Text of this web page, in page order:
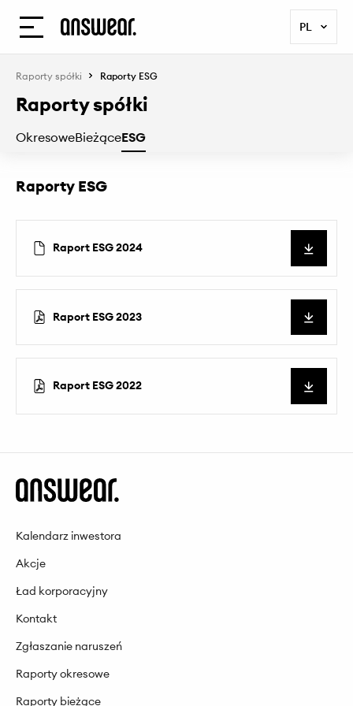
Open the menu PL
Raporty spółki Raporty ESG
Raporty spółki
OkresoweBieżąceESG
Raporty ESG
Raport ESG 2024 Pobierz
Raport ESG 2023 Pobierz
Raport ESG 2022 Pobierz
Kalendarz inwestora
Akcje
Ład korporacyjny
Kontakt
Zgłaszanie naruszeń
Raporty okresowe
Raporty bieżące